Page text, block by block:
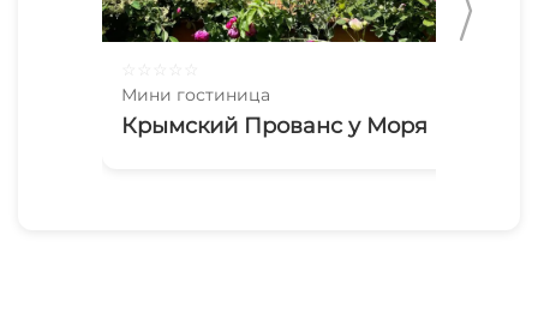
Мини гостиница
Крымский Прованс у Моря